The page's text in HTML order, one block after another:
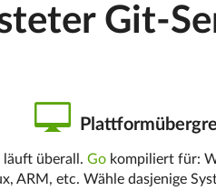
Git-
läuft überall.Go kompiliert für:
ARM, etc. Wähle dasjenige